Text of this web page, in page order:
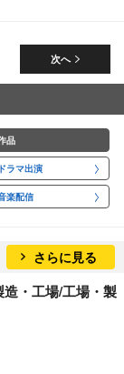
次へ
品
ドラマ出演
楽配信
さらに見る
造・工場/工場・製